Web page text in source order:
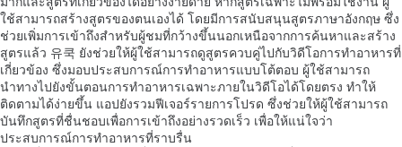
ใช้สามารถสร้างสูตรของตนเองได้ โดยมีการสนับสนุนสูตรภาษาอังกฤษ ซึ่ง
ช่วยเพิ่มการเข้าถึงสำหรับผู้ชมที่กว้างขึ้นนอกเหนือจากการค้นหาและสร้าง
สูตรแล้ว 유쿡 ยังช่วยให้ผู้ใช้สามารถดูสูตรควบคู่ไปกับวิดีโอการทำอาหารที่
เกี่ยวข้อง ซึ่งมอบประสบการณ์การทำอาหารแบบโต้ตอบ ผู้ใช้สามารถ
นำทางไปยังขั้นตอนการทำอาหารเฉพาะภายในวิดีโอได้โดยตรง ทำให้
ติดตามได้ง่ายขึ้น แอปยังรวมฟีเจอร์รายการโปรด ซึ่งช่วยให้ผู้ใช้สามารถ
บันทึกสูตรที่ชื่นชอบเพื่อการเข้าถึงอย่างรวดเร็ว เพื่อให้แน่ใจว่า
ประสบการณ์การทำอาหารที่ราบรื่น